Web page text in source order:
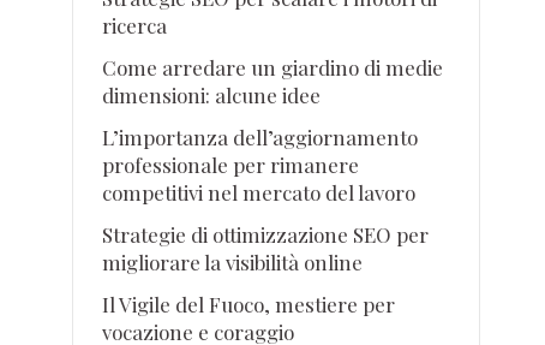
ricerca
Come arredare un giardino di medie
dimensioni: alcune idee
L’importanza dell’aggiornamento
professionale per rimanere
competitivi nel mercato del lavoro
Strategie di ottimizzazione SEO per
migliorare la visibilità online
Il Vigile del Fuoco, mestiere per
vocazione e coraggio